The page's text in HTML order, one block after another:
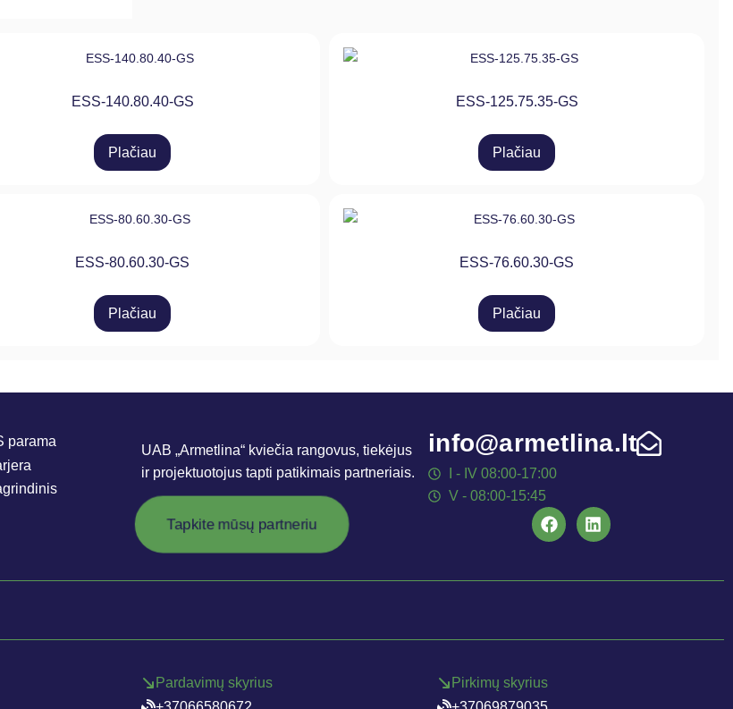
ESS-140.80.40-GS
Plačiau
ESS-125.75.35-GS
Plačiau
ESS-80.60.30-GS
Plačiau
ESS-76.60.30-GS
Plačiau
parama
UAB „Armetlina“ kviečia rangovus, tiekėjus
ir projektuotojus tapti patikimais partneriais.
Tapkite mūsų partneriu
info@armetlina.lt
I - IV 08:00-17:00
V - 08:00-15:45
Pardavimų skyrius
Pirkimų skyrius